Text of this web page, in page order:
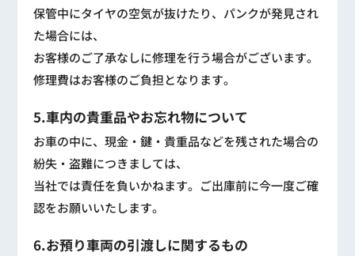
保管中にタイヤの空気が抜けたり、パンクが発見され
た場合には、
お客様のご了承なしに修理を行う場合がございます。
修理費はお客様のご負担となります。
5.車内の貴重品やお忘れ物について
お車の中に、現金・鍵・貴重品などを残された場合の
紛失・盗難につきましては、
当社では責任を負いかねます。ご出庫前に今一度ご確
認をお願いいたします。
6.お預り車両の引渡しに関するもの